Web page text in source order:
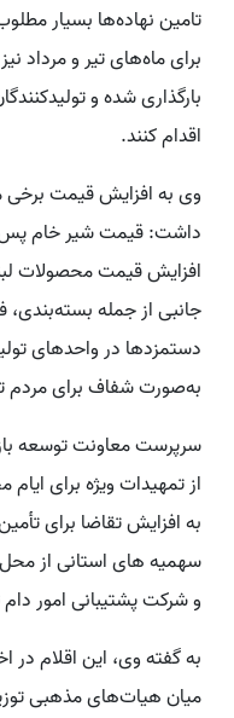
تامین نهاده‌ها بسیار
برای ماه‌های تیر و مرداد
بارگذاری شده و
اقدام کنند.
وی به افزایش قیمت برخی
داشت: قیمت شیر خام پس
افزایش قیمت محصولات
جانبی از جمله
دستمزدها در واحدهای
به‌صورت شفاف برای مردم
سرپرست معاونت توسعه
از تمهیدات ویژه برای
به افزایش تقاضا برای
سهمیه‌ های استانی از محل
و شرکت پشتیبانی امور
به گفته وی، این اقلام در
میان هیات‌های مذهبی